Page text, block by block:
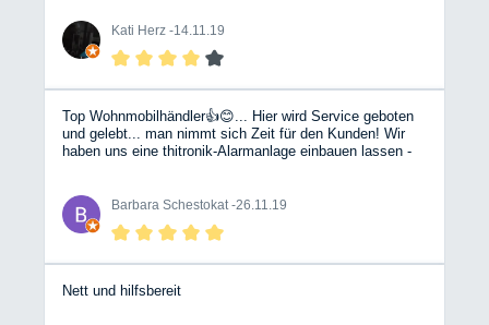
Kati Herz -14.11.19
Top Wohnmobilhändler👍😊... Hier wird Service geboten
und gelebt... man nimmt sich Zeit für den Kunden! Wir
haben uns eine thitronik-Alarmanlage einbauen lassen -
Barbara Schestokat -26.11.19
Nett und hilfsbereit